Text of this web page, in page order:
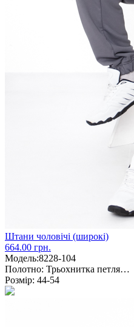
Штани чоловічі (широкі)
664.00 грн.
Модель:8228-104
Полотно: Трьохнитка петля…
Розмір: 44-54